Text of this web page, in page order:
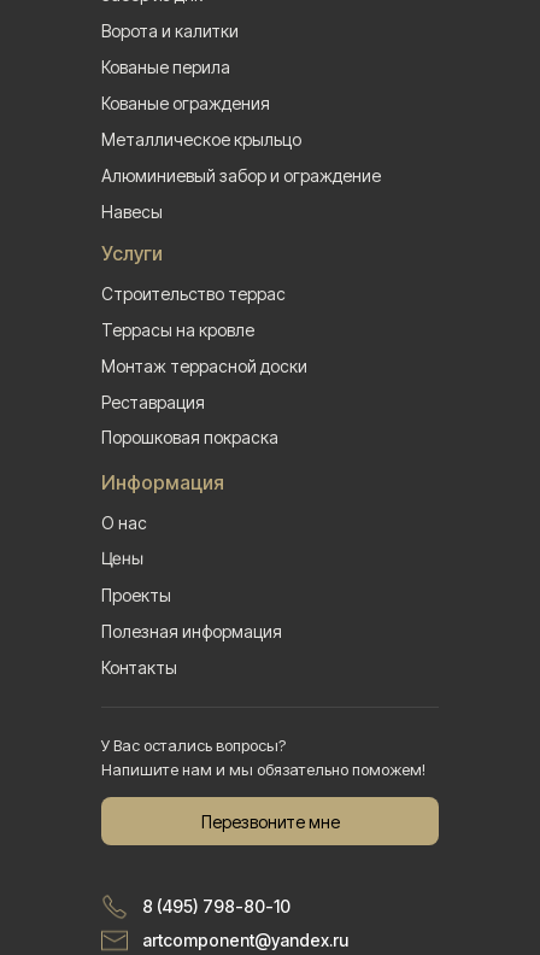
Ворота и калитки
Металлическое крыльцо
Навесы
Алюминиевый забор и ограждение
Кованые ограждения
Кованые перила
Строительство террас
Террасы на кровле
Монтаж террасной доски
Реставрация
Порошковая покраска
Услуги
Информация
О нас
Цены
Проекты
Полезная информация
Контакты
Перезвоните мне
У Вас остались вопросы?
Напишите нам и мы обязательно поможем!
8 (495) 798-80-10
artcomponent@yandex.ru